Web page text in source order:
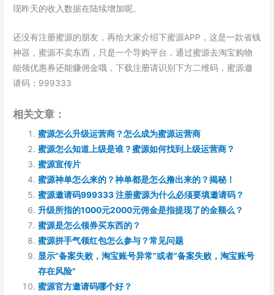
现昨天的收入数据在陆续增加呢。
还没有注册蜜源的朋友，再给大家介绍下蜜源APP，这是一款省钱
神器，蜜源不卖东西，只是一个导购平台，通过蜜源去淘宝购物
能领优惠券还能赚佣金哦，下载注册请识别下方二维码，蜜源邀
请码：999333
相关文章：
蜜源怎么升级运营商？怎么成为蜜源运营商
蜜源怎么知道上级是谁？蜜源如何找到上级运营商？
蜜源宣传片
蜜源神单怎么来的？神单都是怎么撸出来的？揭秘！
蜜源邀请码999333 注册蜜源为什么必须要填邀请码？
升级所指的1000元2000元佣金是指提现了的金额么？
蜜源是怎么领券买东西的？
蜜源拼手气领红包怎么参与？常见问题
显示”备案失败，淘宝账号异常”或者”备案失败，淘宝账号
存在风险”
蜜源官方邀请码哪个好？